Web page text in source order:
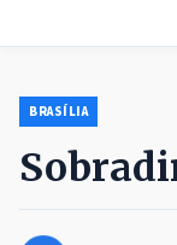
BRASÍLIA